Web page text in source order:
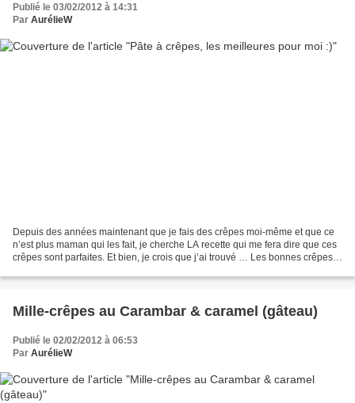
Publié le 03/02/2012 à 14:31
Par AurélieW
Depuis des années maintenant que je fais des crêpes moi-même et que ce
n’est plus maman qui les fait, je cherche LA recette qui me fera dire que ces
crêpes sont parfaites. Et bien, je crois que j’ai trouvé … Les bonnes crêpes
Mille-crêpes au Carambar & caramel (gâteau)
Publié le 02/02/2012 à 06:53
Par AurélieW